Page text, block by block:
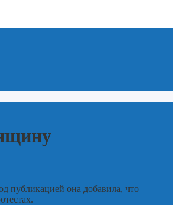
публикацией она добавила, что